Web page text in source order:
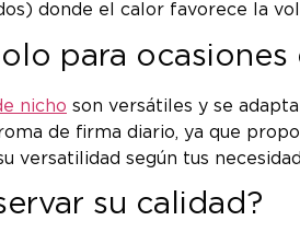
donde el calor favorece la
para ocasiones
nicho son versátiles y se
de firma diario, ya que
versatilidad según tus
su calidad?